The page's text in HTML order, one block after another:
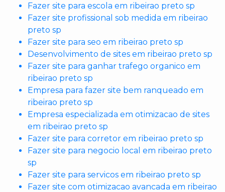
Fazer site para escola em ribeirao preto sp
Fazer site profissional sob medida em ribeirao
preto sp
Fazer site para seo em ribeirao preto sp
Desenvolvimento de sites em ribeirao preto sp
Fazer site para ganhar trafego organico em
ribeirao preto sp
Empresa para fazer site bem ranqueado em
ribeirao preto sp
Empresa especializada em otimizacao de sites
em ribeirao preto sp
Fazer site para corretor em ribeirao preto sp
Fazer site para negocio local em ribeirao preto
sp
Fazer site para servicos em ribeirao preto sp
Fazer site com otimizacao avancada em ribeirao